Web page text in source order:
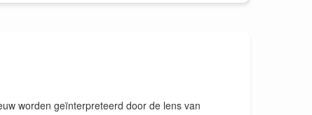
worden geïnterpreteerd door de lens van